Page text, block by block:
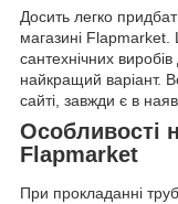
Досить легко
магазині
сантехнічних
найкращий варіант.
сайті, завжди є в
Особливості
Flapmarket
При прокладанні